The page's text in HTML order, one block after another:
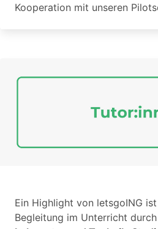
Kooperation mit unseren
Ein Highlight von letsgoING
Begleitung im Unterricht durch